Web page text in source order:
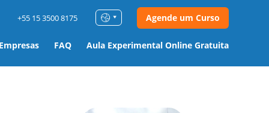
FAQ Aula Experimental Online Gratuita
+55 15 3500 8175 Agende um Curso